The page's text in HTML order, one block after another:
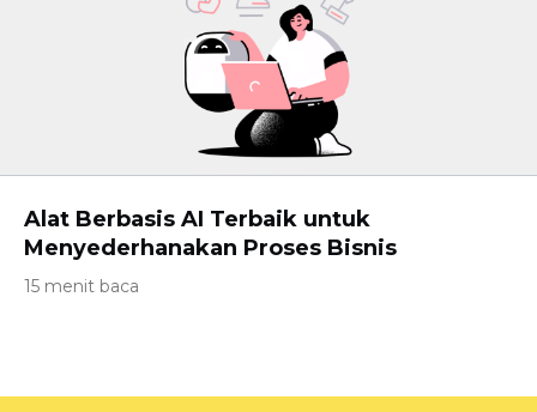
Alat Berbasis AI Terbaik untuk
Menyederhanakan Proses Bisnis
15 menit baca